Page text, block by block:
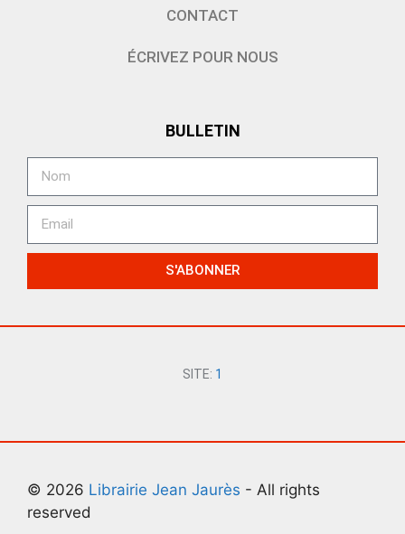
CONTACT
ÉCRIVEZ POUR NOUS
BULLETIN
S'ABONNER
SITE: 1
© 2026 Librairie Jean Jaurès - All rights
reserved